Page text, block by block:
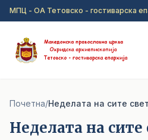
Прејди на главна содржина
МПЦ - ОА Тетовско - гостиварска
Почетна/Неделата на сите
Неделата на сите